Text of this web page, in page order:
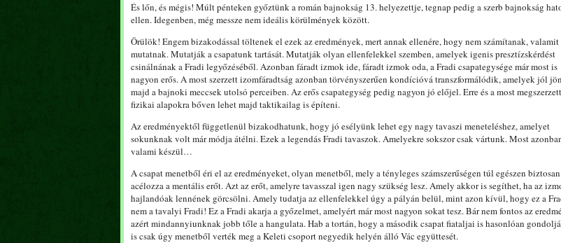
És lőn, és mégis! Múlt pénteken győztünk a román bajnokság 13. helyezettje, tegnap pedig a szerb bajnokság
ellen. Idegenben, még messze nem ideális körülmények között.
Örülök! Engem bizakodással töltenek el ezek az eredmények, mert annak ellenére, hogy nem számítanak, valamit
mutatnak. Mutatják a csapatunk tartását. Mutatják olyan ellenfelekkel szemben, amelyek igenis presztízskérdést
csinálnának a Fradi legyőzéséből. Azonban fáradt izmok ide, fáradt izmok oda, a Fradi csapategysége már most is
nagyon erős. A most szerzett izomfáradtság azonban törvényszerűen kondícióvá transzformálódik, amelyek jól
majd a bajnoki meccsek utolsó perceiben. Az erős csapategység pedig nagyon jó előjel. Erre és a most megszerzett
fizikai alapokra bőven lehet majd taktikailag is építeni.
Az eredményektől függetlenül bizakodhatunk, hogy jó esélyünk lehet egy nagy tavaszi meneteléshez, amelyet
sokunknak volt már módja átélni. Ezek a legendás Fradi tavaszok. Amelyekre sokszor csak vártunk. Most
valami készül…
A csapat menetből éri el az eredményeket, olyan menetből, mely a tényleges számszerűségen túl egészen biztosan
acélozza a mentális erőt. Azt az erőt, amelyre tavasszal igen nagy szükség lesz. Amely akkor is segíthet, ha az
hajlandóak lennének görcsölni. Amely tudatja az ellenfelekkel úgy a pályán belül, mint azon kívül, hogy ez a
nem a tavalyi Fradi! Ez a Fradi akarja a győzelmet, amelyért már most nagyon sokat tesz. Bár nem fontos az
azért mindannyiunknak jobb tőle a hangulata. Hab a tortán, hogy a második csapat fiataljai is hasonlóan
is csak úgy menetből verték meg a Keleti csoport negyedik helyén álló Vác együttesét.